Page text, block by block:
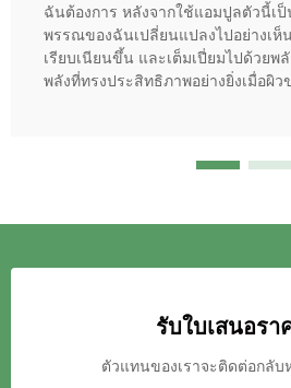
ฉันต้องการ หลังจากใช้แอมปูลตัวนี้เ
พรรณของฉันเปลี่ยนแปลงไปอย่างเ
เรียบเนียนขึ้น และเต็มเปี่ยมไปด้วยพ
พลังที่ทรงประสิทธิภาพอย่างยิ่งเมื่อผิ
รับใบเสนอรา
ตัวแทนของเราจะติดต่อกลั